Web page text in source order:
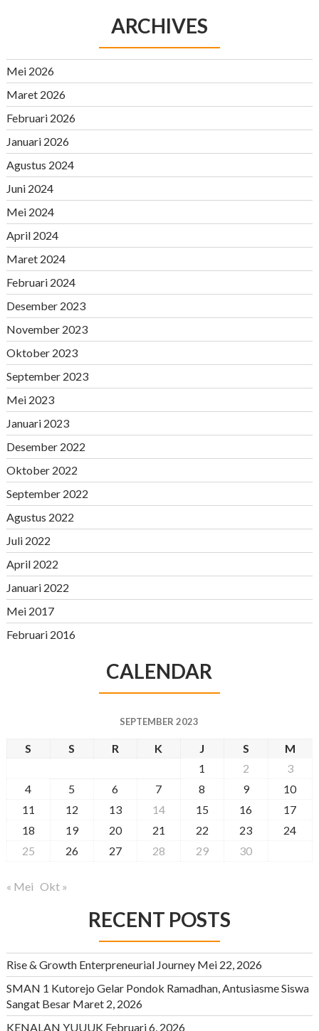
ARCHIVES
Mei 2026
Maret 2026
Februari 2026
Januari 2026
Agustus 2024
Juni 2024
Mei 2024
April 2024
Maret 2024
Februari 2024
Desember 2023
November 2023
Oktober 2023
September 2023
Mei 2023
Januari 2023
Desember 2022
Oktober 2022
September 2022
Agustus 2022
Juli 2022
April 2022
Januari 2022
Mei 2017
Februari 2016
CALENDAR
SEPTEMBER 2023
S S R K J S
M
1
2
3
4
5 6 7 8 9
10
11
12 13 14 15 16
17
18
19 20 21 22 23
24
25
26 27 28 29 30
« Mei Okt »
RECENT POSTS
Rise & Growth Enterpreneurial Journey Mei 22, 2026
SMAN 1 Kutorejo Gelar Pondok Ramadhan, Antusiasme Siswa
Sangat Besar Maret 2, 2026
KENALAN YUUUK Februari 6, 2026